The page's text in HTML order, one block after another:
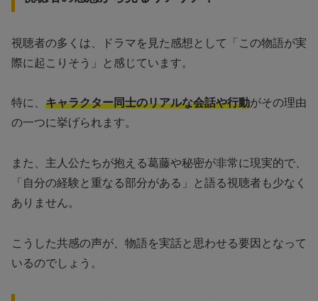
視聴者の多くは、ドラマを見た感想として「この物語が実
際に起こりそう」と感じています。
特に、 キャラクター同士のリアルな会話や行動がその理由
の一つに挙げられます。
また、主人公たちが抱える葛藤や秘密が非常に現実的で、
「自分の経験と重なる部分がある」と語る視聴者も少なく
ありません。
こうした共感の声が、物語を実話と思わせる要因となって
いるのでしょう。